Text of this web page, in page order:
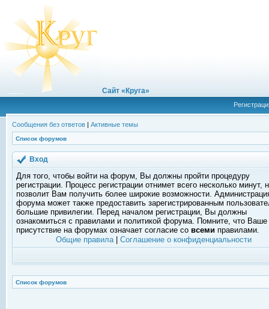
Сайт «Круга»
Сообщения без ответов | Активные темы
Список форумов
Вход
Для того, чтобы войти на форум, Вы должны пройти процедуру
регистрации. Процесс регистрации отнимет всего несколько минут,
позволит Вам получить более широкие возможности.
форума может также предоставить зарегистрированным
большие привилегии. Перед началом регистрации, Вы должны
ознакомиться с правилами и политикой форума. Помните, что Ваше
присутствие на форумах означает согласие со всеми правилами.
Общие правила| Соглашение о конфиденциальности
Список форумов